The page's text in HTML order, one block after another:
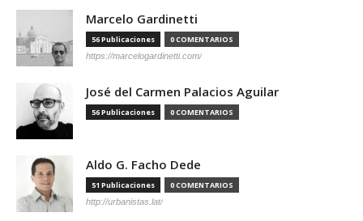
Marcelo Gardinetti
56 Publicaciones 0 COMENTARIOS
https://marcelogardinetti.com/
José del Carmen Palacios Aguilar
56 Publicaciones 0 COMENTARIOS
Aldo G. Facho Dede
51 Publicaciones 0 COMENTARIOS
http://urbanistas.lat/